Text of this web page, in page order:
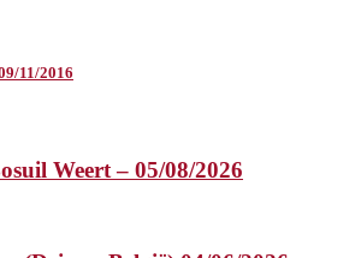
11/2016
Weert – 05/08/2026